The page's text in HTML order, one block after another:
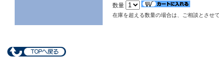
数量
在庫を超える数量の場合は、ご相談とさせ